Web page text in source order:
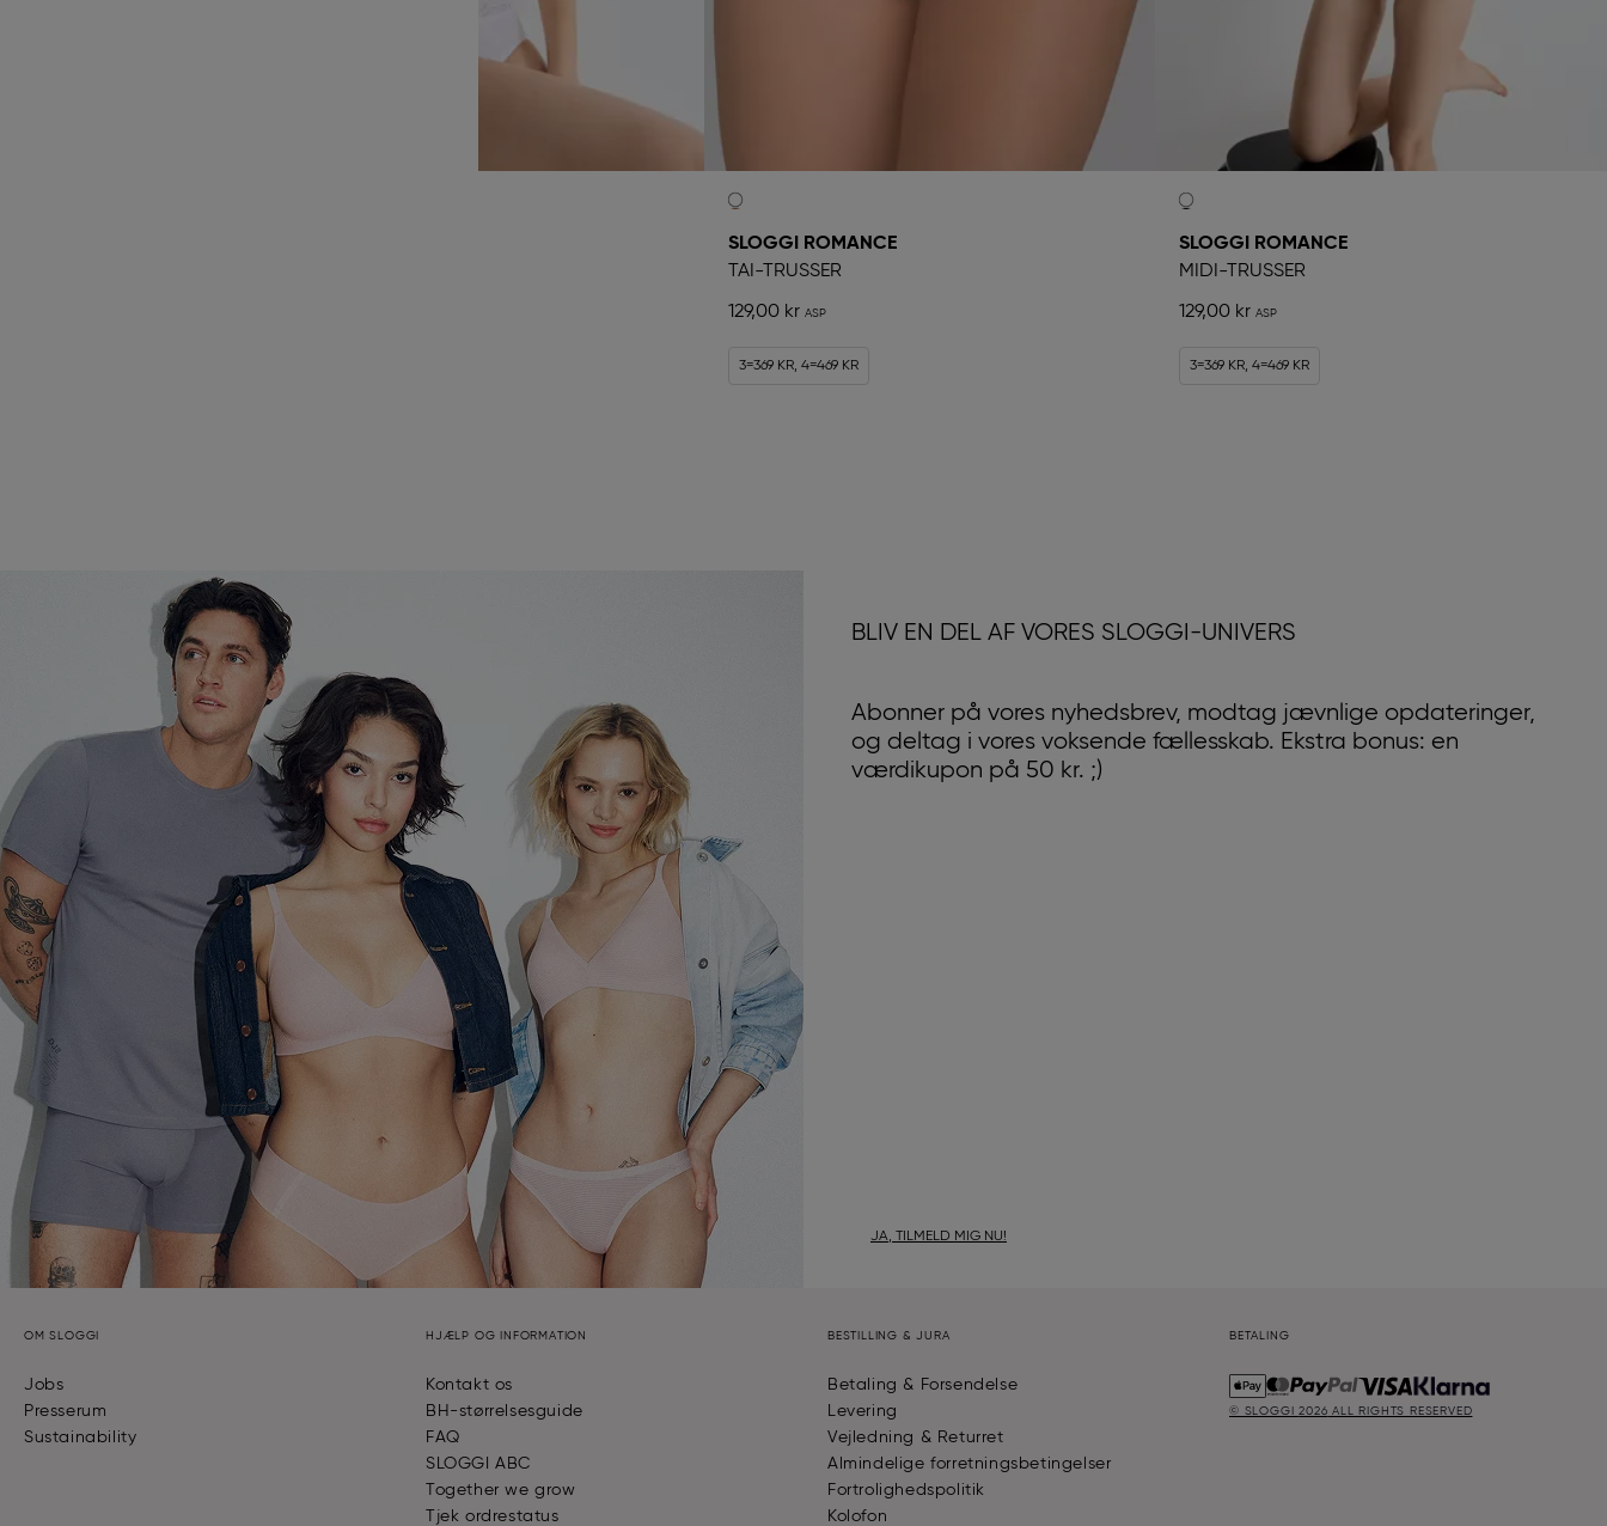
SLOGGI ROMANCE
TAI-TRUSSER
129,00 kr
3=369 KR, 4=469 KR
SLOGGI ROMANCE
MIDI-TRUSSER
129,00 kr
3=369 KR, 4=469 KR
BLIV EN DEL AF VORES SLOGGI-UNIVERS
Abonner på vores nyhedsbrev, modtag jævnlige opdateringer,
og deltag i vores voksende fællesskab. Ekstra bonus: en
værdikupon på 50 kr. ;)
JA, TILMELD MIG NU!
OM SLOGGI
Jobs
Presserum
Sustainability
HJÆLP OG INFORMATION
Kontakt os
BH-størrelsesguide
FAQ
SLOGGI ABC
Together we grow
Tjek ordrestatus
BESTILLING & JURA
Betaling & Forsendelse
Levering
Vejledning & Returret
Almindelige forretningsbetingelser
Fortrolighedspolitik
Kolofon
BETALING
© SLOGGI2026 ALL RIGHTS RESERVED